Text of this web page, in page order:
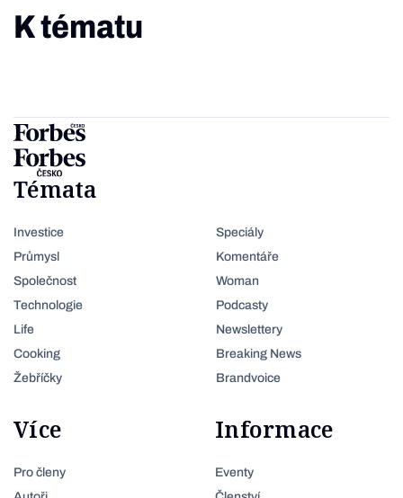
K tématu
Témata
Investice
Průmysl
Společnost
Technologie
Life
Cooking
Žebříčky
Speciály
Komentáře
Woman
Podcasty
Newslettery
Breaking News
Brandvoice
Více
Pro členy
Informace
Eventy